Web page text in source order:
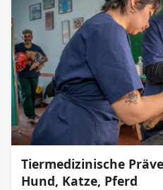
Tiermedizinische
Hund, Katze, Pferd